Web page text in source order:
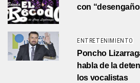
con
ENTRETENIMIENTO
Poncho
habla de la
los vocalistas